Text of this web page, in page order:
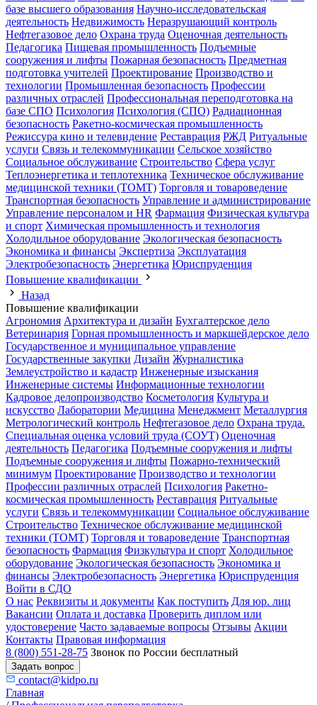
базе высшего образования Научно-исследовательская
деятельность Недвижимость Неразрушающий контроль
Нефтегазовое дело Охрана труда Оценочная деятельность
Педагогика Пищевая промышленность Подъемные
сооружения и лифты Пожарная безопасность Предметная
подготовка учителей Проектирование Производство и
технологии Промышленная безопасность Профессии
различных отраслей Профессиональная переподготовка на
базе СПО Психология Психология (СПО) Радиационная
безопасность Ракетно-космическая промышленность
Режиссура кино и телевидение Реставрация РЖД Ритуальные
услуги Связь и телекоммуникации Сельское хозяйство
Социальное обслуживание Строительство Сфера услуг
Теплоэнергетика и теплотехника Техническое обслуживание
медицинской техники (ТОМТ) Торговля и товароведение
Транспортная безопасность Управление и администрирование
Управление персоналом и HR Фармация Физическая культура
и спорт Химическая промышленность и технология
Холодильное оборудование Экологическая безопасность
Экономика и финансы Экспертиза Эксплуатация
Электробезопасность Энергетика Юриспруденция
Повышение квалификации
Назад
Повышение квалификации
Агрономия Архитектура и дизайн Бухгалтерское дело
Ветеринария Горная промышленность и маркшейдерское дело
Государственное и муниципальное управление
Государственные закупки Дизайн Журналистика
Землеустройство и кадастр Инженерные изыскания
Инженерные системы Информационные технологии
Кадровое делопроизводство Косметология Культура и
искусство Лаборатории Медицина Менеджмент Металлургия
Метрологический контроль Нефтегазовое дело Охрана труда.
Специальная оценка условий труда (СОУТ) Оценочная
деятельность Педагогика Подъемные сооружения и лифты
Подъемные сооружения и лифты Пожарно-технический
минимум Проектирование Производство и технологии
Профессии различных отраслей Психология Ракетно-
космическая промышленность Реставрация Ритуальные
услуги Связь и телекоммуникации Социальное обслуживание
Строительство Техническое обслуживание медицинской
техники (ТОМТ) Торговля и товароведение Транспортная
безопасность Фармация Физкультура и спорт Холодильное
оборудование Экологическая безопасность Экономика и
финансы Электробезопасность Энергетика Юриспруденция
Войти в СДО
О нас Реквизиты и документы Как поступить Для юр. лиц
Вакансии Оплата и доставка Проверить диплом или
удостоверение Часто задаваемые вопросы Отзывы Акции
Контакты Правовая информация
8 (800) 551-28-75 Звонок по России бесплатный
Задать вопрос
contact@kidpo.ru
Главная